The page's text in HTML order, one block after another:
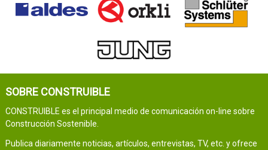
SOBRE CONSTRUIBLE
CONSTRUIBLE es el principal medio de comunicación on-line sobre
Construcción Sostenible.
Publica diariamente noticias, artículos, entrevistas, TV, etc. y ofrece